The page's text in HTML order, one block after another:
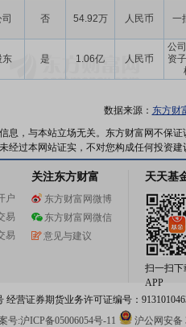
否 54.92万 人民币 一
东 是 1.06亿 人民币
公
资
数据来源： 东方财
息，与本站立场无关。东方财富网不保
过本网站证实，不对您构成任何投资建
户
易
易
关注东方财富
东方财富网微博
东方财富网微信
意见与建议
天天基
扫一扫下
APP
营证券期货业务许可证编号：
号:沪ICP备05006054号-11 沪公网安备